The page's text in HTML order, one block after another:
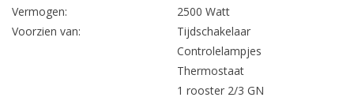
Vermogen:
2500 Watt
Voorzien van:
Tijdschakelaar
Controlelampjes
Thermostaat
1 rooster 2/3 GN